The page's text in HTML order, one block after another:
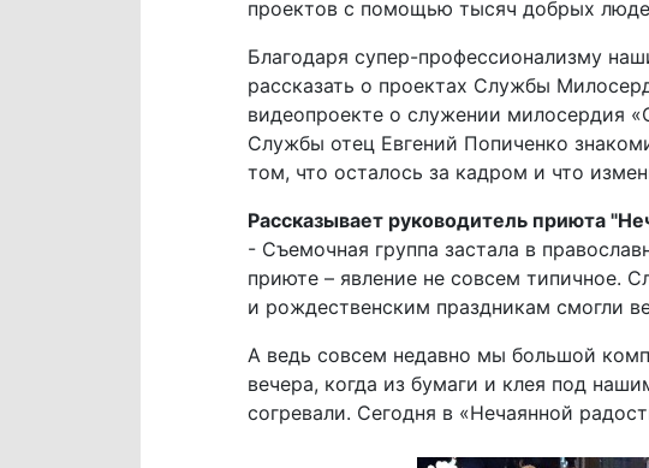
проектов с помощью тысяч добрых
Благодаря супер-профессионализму
рассказать о проектах Службы
видеопроекте о служении милосердия
Службы отец Евгений Попиченко
том, что осталось за кадром и что
Рассказывает руководитель приюта
- Съемочная группа застала в
приюте – явление не совсем типичное.
и рождественским праздникам смогли
А ведь совсем недавно мы большой
вечера, когда из бумаги и клея под
согревали. Сегодня в «Нечаянной